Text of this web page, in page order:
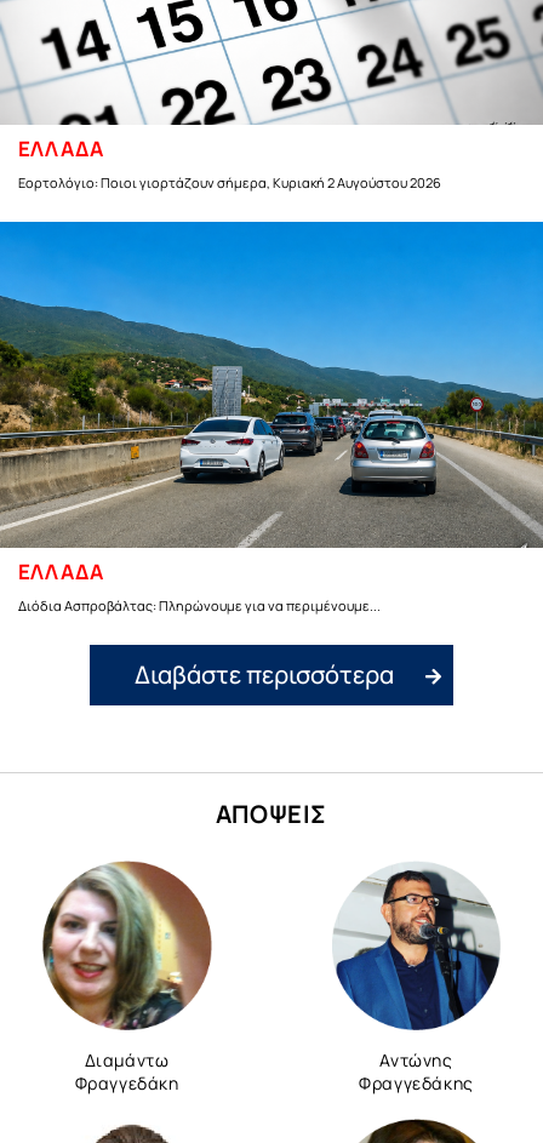
ΕΛΛΑΔΑ
Εορτολόγιο: Ποιοι γιορτάζουν σήμερα, Κυριακή 2 Αυγούστου 2026
ΕΛΛΑΔΑ
Διόδια Ασπροβάλτας: Πληρώνουμε για να περιμένουμε...
Διαβάστε περισσότερα
ΑΠΟΨΕΙΣ
Διαμάντω
Φραγγεδάκη
Αντώνης
Φραγγεδάκης